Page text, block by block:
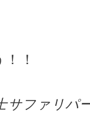
！
サファリパ